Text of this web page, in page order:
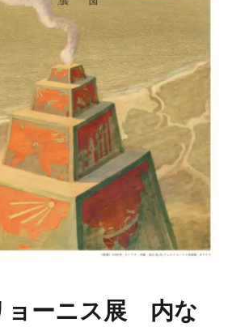
ョーニス展 内な